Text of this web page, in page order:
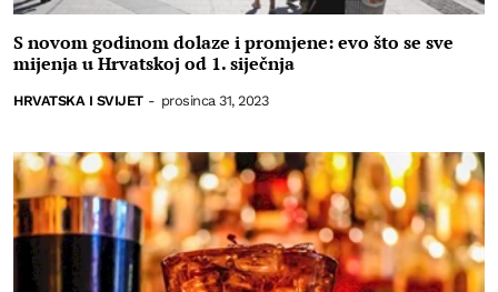
S novom godinom dolaze i promjene: evo što se sve
mijenja u Hrvatskoj od 1. siječnja
HRVATSKA I SVIJET - prosinca 31, 2023